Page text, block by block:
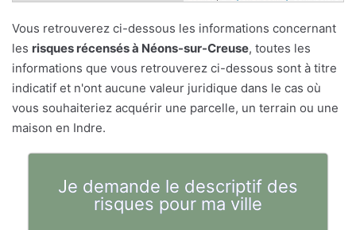
Vous retrouverez ci-dessous les informations concernant
les risques récensés à Néons-sur-Creuse, toutes les
informations que vous retrouverez ci-dessous sont à titre
indicatif et n'ont aucune valeur juridique dans le cas où
vous souhaiteriez acquérir une parcelle, un terrain ou une
maison en Indre.
Je demande le descriptif des
risques pour ma ville